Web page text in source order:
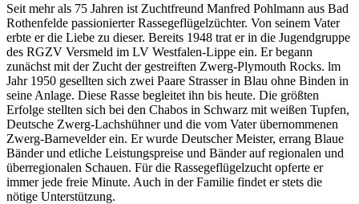
Seit mehr als 75 Jahren ist Zuchtfreund Manfred Pohlmann aus Bad
Rothenfelde passionierter Rassegeflügelzüchter. Von seinem Vater
erbte er die Liebe zu dieser. Bereits 1948 trat er in die Jugendgruppe
des RGZV Versmeld im LV Westfalen-Lippe ein. Er begann
zunächst mit der Zucht der gestreiften Zwerg-­Plymouth Rocks. lm
Jahr 1950 gesellten sich zwei Paare Strasser in Blau ohne Binden in
seine Anlage. Diese Rasse begleitet ihn bis heute. Die größten
Erfolge stellten sich bei den Chabos in Schwarz mit weißen Tupfen,
Deutsche Zwerg-­Lachshühner und die vom Vater übernommenen
Zwerg-Barnevelder ein. Er wurde Deutscher Meister, errang Blaue
Bänder und etliche Leistungspreise und Bänder auf regionalen und
überregionalen Schauen. Für die Rassegeflügelzucht opferte er
immer jede freie Minute. Auch in der Familie findet er stets die
nötige Unterstützung.